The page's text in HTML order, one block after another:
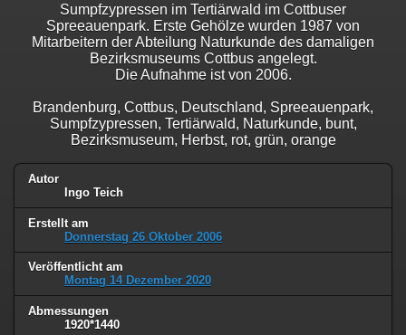
Sumpfzypressen im Tertiärwald im Cottbuser
Spreeauenpark. Erste Gehölze wurden 1987 von
Mitarbeitern der Abteilung Naturkunde des damaligen
Bezirksmuseums Cottbus angelegt.
Die Aufnahme ist von 2006.
Brandenburg, Cottbus, Deutschland, Spreeauenpark,
Sumpfzypressen, Tertiärwald, Naturkunde, bunt,
Bezirksmuseum, Herbst, rot, grün, orange
Autor
Ingo Teich
Erstellt am
Donnerstag 26 Oktober 2006
Veröffentlicht am
Montag 14 Dezember 2020
Abmessungen
1920*1440